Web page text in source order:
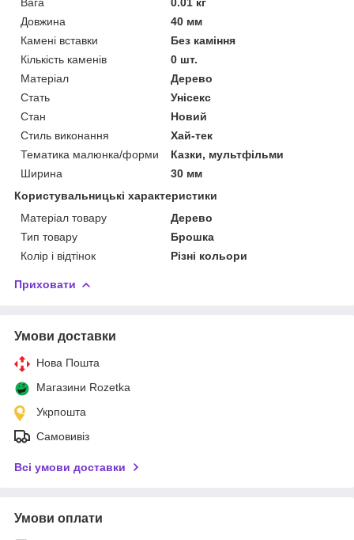
Довжина
40 мм
Камені вставки
Без каміння
Кількість каменів
0 шт.
Матеріал
Дерево
Стать
Унісекс
Стан
Новий
Стиль виконання
Хай-тек
Тематика малюнка/форми
Казки, мультфільми
Ширина
30 мм
Користувальницькі характеристики
Матеріал товару
Дерево
Тип товару
Брошка
Колір і відтінок
Різні кольори
Приховати
Умови доставки
Нова Пошта
Магазини Rozetka
Укрпошта
Самовивіз
Всі умови доставки
Умови оплати